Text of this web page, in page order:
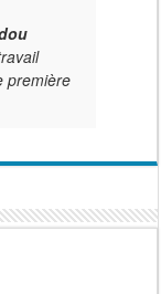
première